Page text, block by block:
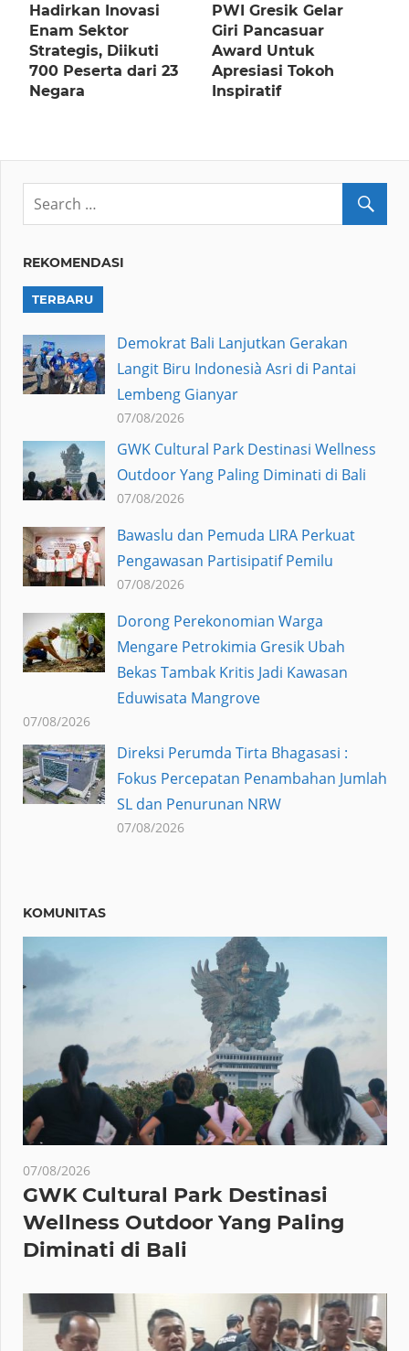
Hadirkan Inovasi
Enam Sektor
Strategis, Diikuti
700 Peserta dari 23
Negara
PWI Gresik Gelar
Giri Pancasuar
Award Untuk
Apresiasi Tokoh
Inspiratif
REKOMENDASI
TERBARU
Demokrat Bali Lanjutkan Gerakan
Langit Biru Indonesià Asri di Pantai
Lembeng Gianyar
07/08/2026
GWK Cultural Park Destinasi Wellness
Outdoor Yang Paling Diminati di Bali
07/08/2026
Bawaslu dan Pemuda LIRA Perkuat
Pengawasan Partisipatif Pemilu
07/08/2026
Dorong Perekonomian Warga
Mengare Petrokimia Gresik Ubah
Bekas Tambak Kritis Jadi Kawasan
Eduwisata Mangrove
07/08/2026
Direksi Perumda Tirta Bhagasasi :
Fokus Percepatan Penambahan Jumlah
SL dan Penurunan NRW
07/08/2026
KOMUNITAS
07/08/2026
GWK Cultural Park Destinasi
Wellness Outdoor Yang Paling
Diminati di Bali